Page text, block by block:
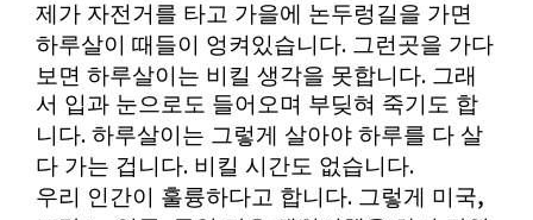
제가 자전거를 타고 가을에 논두렁길을 가면
하루살이 때들이 엉켜있습니다. 그런곳을 가다
보면 하루살이는 비킬 생각을 못합니다. 그래
서 입과 눈으로도 들어오며 부딪혀 죽기도 합
니다. 하루살이는 그렇게 살아야 하루를 다 살
다 가는 겁니다. 비킬 시간도 없습니다.
우리 인간이 훌륭하다고 합니다. 그렇게 미국,